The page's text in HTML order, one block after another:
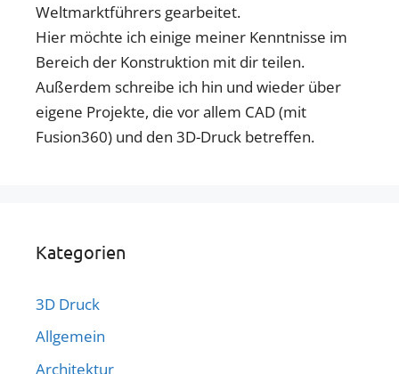
Weltmarktführers gearbeitet.
Hier möchte ich einige meiner Kenntnisse im
Bereich der Konstruktion mit dir teilen.
Außerdem schreibe ich hin und wieder über
eigene Projekte, die vor allem CAD (mit
Fusion360) und den 3D-Druck betreffen.
Kategorien
3D Druck
Allgemein
Architektur